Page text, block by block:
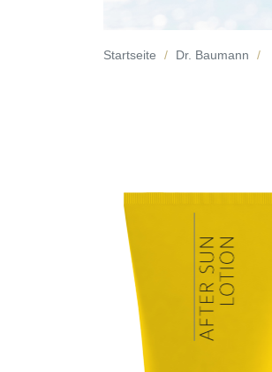
Startseite Dr. Baumann